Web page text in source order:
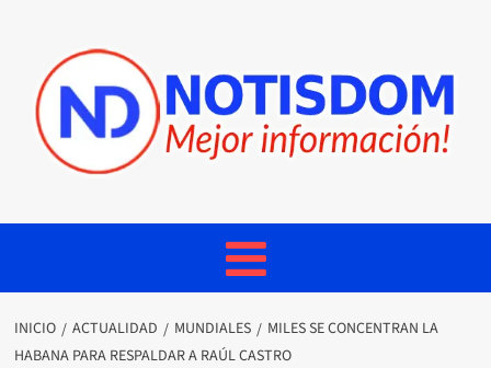
INICIO ACTUALIDAD MUNDIALES
MILES SE CONCENTRAN LA
HABANA PARA RESPALDAR A RAÚL CASTRO